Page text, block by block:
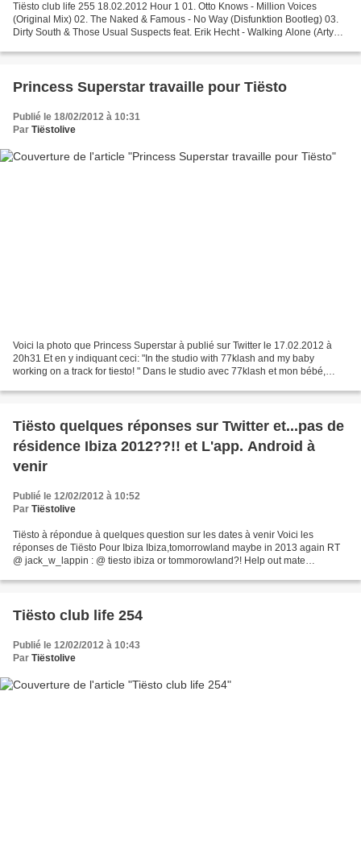
Tiësto club life 255 18.02.2012 Hour 1 01. Otto Knows - Million Voices
(Original Mix) 02. The Naked & Famous - No Way (Disfunktion Bootleg) 03.
Dirty South & Those Usual Suspects feat. Erik Hecht - Walking Alone (Arty
Princess Superstar travaille pour Tiësto
Publié le 18/02/2012 à 10:31
Par Tiëstolive
Voici la photo que Princess Superstar à publié sur Twitter le 17.02.2012 à
20h31 Et en y indiquant ceci: "In the studio with 77klash and my baby
working on a track for tiesto! " Dans le studio avec 77klash et mon bébé,
Tiësto quelques réponses sur Twitter et...pas de
résidence Ibiza 2012??!! et L'app. Android à
venir
Publié le 12/02/2012 à 10:52
Par Tiëstolive
Tiësto à répondue à quelques question sur les dates à venir Voici les
réponses de Tiësto Pour Ibiza Ibiza,tomorrowland maybe in 2013 again RT
@ jack_w_lappin : @ tiesto ibiza or tommorowland?! Help out mate
Tiësto club life 254
Publié le 12/02/2012 à 10:43
Par Tiëstolive